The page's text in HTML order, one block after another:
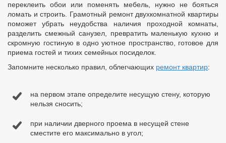
переклеить обои или поменять мебель, нужно не бояться
ломать и строить. Грамотный ремонт двухкомнатной квартиры
поможет убрать неудобства наличия проходной комнаты,
разделить смежный санузел, превратить маленькую кухню и
скромную гостиную в одно уютное пространство, готовое для
приема гостей и тихих семейных посиделок.
Запомните несколько правил, облегчающих ремонт квартир:
на первом этапе определите несущую стену, которую
нельзя сносить;
при наличии дверного проема в несущей стене
сместите его максимально в угол;